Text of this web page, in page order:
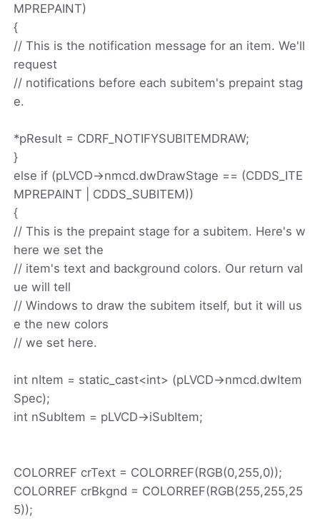
MPREPAINT)
{
// This is the notification message for an item. We'll
request
// notifications before each subitem's prepaint stag
e.
*pResult = CDRF_NOTIFYSUBITEMDRAW;
}
else if (pLVCD->nmcd.dwDrawStage == (CDDS_ITE
MPREPAINT | CDDS_SUBITEM))
{
// This is the prepaint stage for a subitem. Here's w
here we set the
// item's text and background colors. Our return val
ue will tell
// Windows to draw the subitem itself, but it will us
e the new colors
// we set here.
int nItem = static_cast<int> (pLVCD->nmcd.dwItem
Spec);
int nSubItem = pLVCD->iSubItem;
COLORREF crText = COLORREF(RGB(0,255,0));
COLORREF crBkgnd = COLORREF(RGB(255,255,25
5));